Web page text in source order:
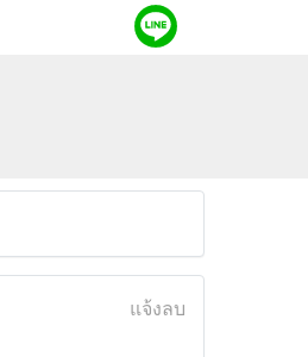
แจ้งลบ